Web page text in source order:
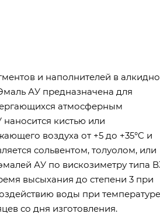
и наполнителей в
АУ предназначена для
атмосферным
кистью или
воздуха от +5 до +35°C и
сольвентом, толуолом, или
АУ по вискозиметру типа
высыхания до степени 3 при
воды при температуре
со дня изготовления.